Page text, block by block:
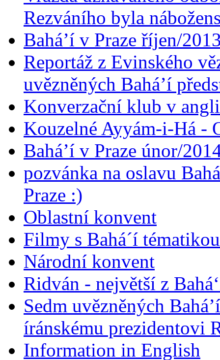
Rezváního byla
Bahá’í v Praze říjen/
Reportáž z Evinského
uvězněných Bahá’í
Konverzační klub v
Kouzelné Ayyám-i-Há -
Bahá’í v Praze únor/
pozvánka na oslavu
Praze :)
Oblastní konvent
Filmy s Bahá´í
Národní konvent
Ridván - největší z
Sedm uvězněných
íránskému prezidentovi
Information in English